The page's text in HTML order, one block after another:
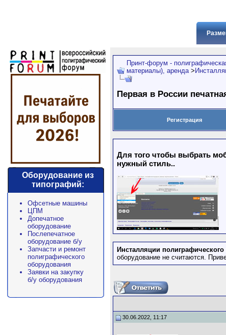
Оборудование из
типографий:
Офсетные машины
ЦПМ
Допечатное
оборудование
Послепечатное
оборудование б/у
Запчасти и ремонт
полиграфического
оборудования
Заявки на закупку
б/у оборудования
Принт-форум -
материалы), аренда >
Первая в России
Регистрация
Для того чтобы выбрать
нужный стиль..
Инсталляции
оборудование не считаются.
30.06.2022, 11:17